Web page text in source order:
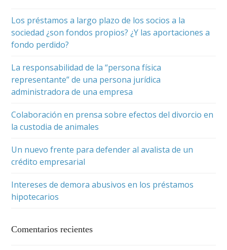
Los préstamos a largo plazo de los socios a la
sociedad ¿son fondos propios? ¿Y las aportaciones a
fondo perdido?
La responsabilidad de la “persona física
representante” de una persona jurídica
administradora de una empresa
Colaboración en prensa sobre efectos del divorcio en
la custodia de animales
Un nuevo frente para defender al avalista de un
crédito empresarial
Intereses de demora abusivos en los préstamos
hipotecarios
Comentarios recientes